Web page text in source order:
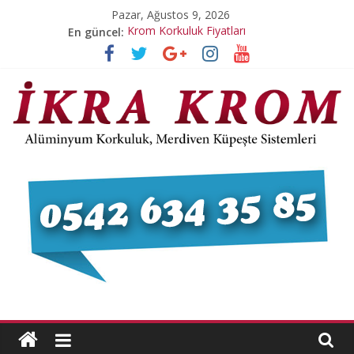
Pazar, Ağustos 9, 2026
En güncel: Krom Korkuluk Fiyatları
Pleksi Merdiven Korkulukları
Pleksi Korkuluk Dikme
Paslanmaz Krom Korkuluk
K
R
A